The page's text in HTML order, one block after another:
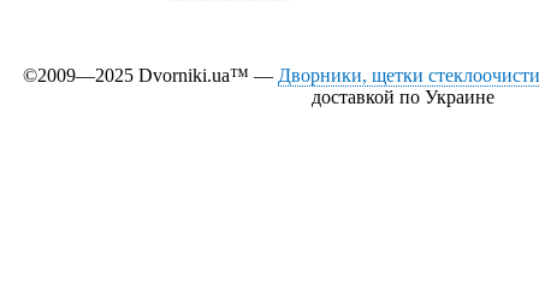
©2009—2025 Dvorniki.ua™ — Дворники, щетки
доставкой по Украине